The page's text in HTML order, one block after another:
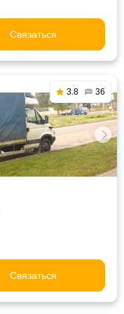
Связаться
3.8 36
Связаться